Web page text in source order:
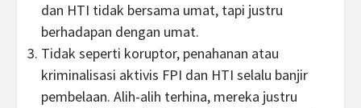
dan HTI tidak bersama umat, tapi justru
berhadapan dengan umat.
Tidak seperti koruptor, penahanan atau
kriminalisasi aktivis FPI dan HTI selalu banjir
pembelaan. Alih-alih terhina, mereka justru